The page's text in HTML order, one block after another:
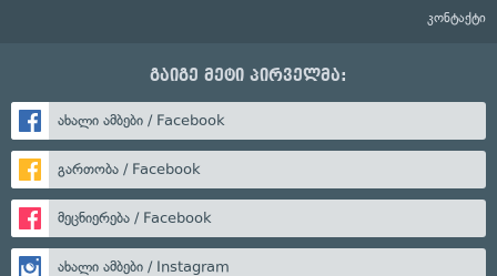
კონტაქტი
გაიგე მეტი პირველმა:
ახალი ამბები / Facebook
გართობა / Facebook
მეცნიერება / Facebook
ახალი ამბები / Instagram